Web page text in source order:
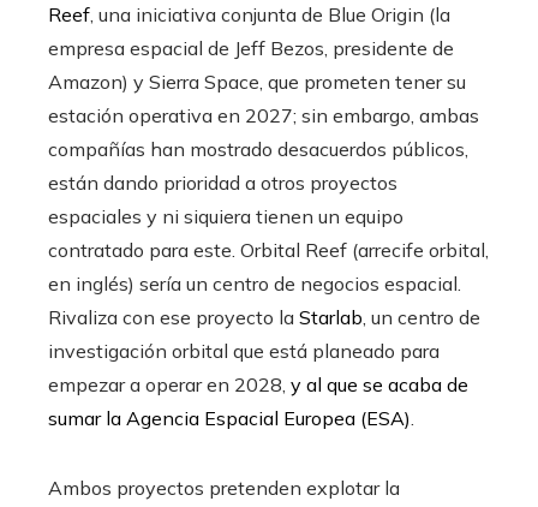
Reef , una iniciativa conjunta de Blue Origin (la
empresa espacial de Jeff Bezos, presidente de
Amazon) y Sierra Space, que prometen tener su
estación operativa en 2027; sin embargo, ambas
compañías han mostrado desacuerdos públicos,
están dando prioridad a otros proyectos
espaciales y ni siquiera tienen un equipo
contratado para este. Orbital Reef (arrecife orbital,
en inglés) sería un centro de negocios espacial.
Rivaliza con ese proyecto la Starlab , un centro de
investigación orbital que está planeado para
empezar a operar en 2028, y al que se acaba de
sumar la Agencia Espacial Europea (ESA)
Ambos proyectos pretenden explotar la